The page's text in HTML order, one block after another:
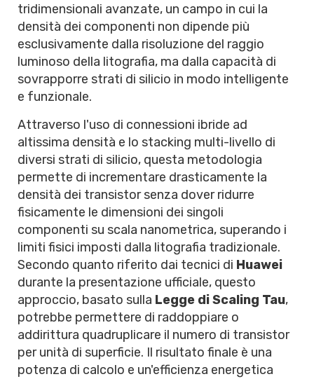
tridimensionali avanzate, un campo in cui la
densità dei componenti non dipende più
esclusivamente dalla risoluzione del raggio
luminoso della litografia, ma dalla capacità di
sovrapporre strati di silicio in modo intelligente
e funzionale.
Attraverso l'uso di connessioni ibride ad
altissima densità e lo stacking multi-livello di
diversi strati di silicio, questa metodologia
permette di incrementare drasticamente la
densità dei transistor senza dover ridurre
fisicamente le dimensioni dei singoli
componenti su scala nanometrica, superando i
limiti fisici imposti dalla litografia tradizionale.
Secondo quanto riferito dai tecnici di Huawei
durante la presentazione ufficiale, questo
approccio, basato sulla Legge di Scaling Tau,
potrebbe permettere di raddoppiare o
addirittura quadruplicare il numero di transistor
per unità di superficie. Il risultato finale è una
potenza di calcolo e un'efficienza energetica